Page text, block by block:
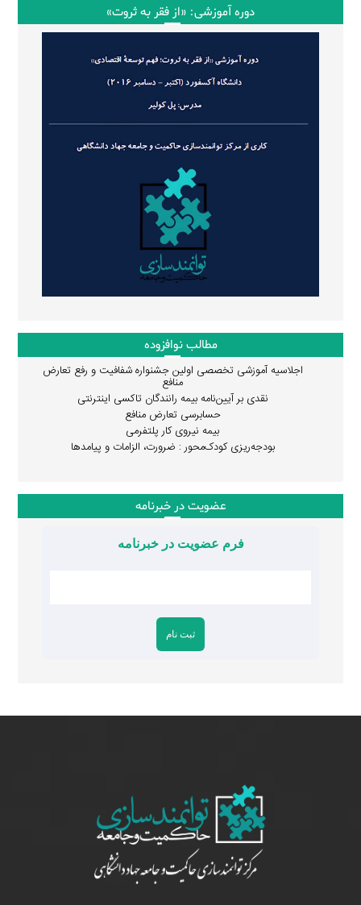
دوره آموزشی: «از فقر به ثروت»
مطالب نوافزوده
اجلاسیه آموزشی تخصصی اولین جشنواره شفافیت و رفع تعارض
منافع
نقدی بر آیین‌نامه بیمه رانندگان تاکسی اینترنتی
حسابرسی تعارض منافع
بیمه نیروی کار پلتفرمی
بودجه‌ریزی کودک‌محور : ضرورت، الزامات و پیامدها
عضویت در خبرنامه
فرم عضویت در خبرنامه